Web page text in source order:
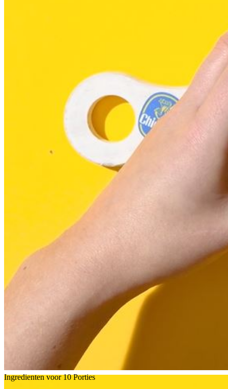
Ingredienten voor 10 Porties